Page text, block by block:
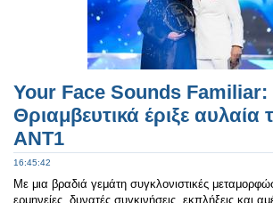
Your Face Sounds Familiar:
Θριαμβευτικά έριξε αυλαία
ΑΝΤ1
16:45:42
Με μια βραδιά γεμάτη συγκλονιστικές
ερμηνείες, δυνατές συγκινήσεις, εκπλήξεις και